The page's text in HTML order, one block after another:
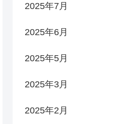
2025年7月
2025年6月
2025年5月
2025年3月
2025年2月